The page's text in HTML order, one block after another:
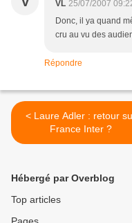
VL 25/07/2007
Donc, il ya quand
cru au vu des
Répondre
< Laure Adler : retour sur
France Inter ?
Hébergé par Overblog
Top articles